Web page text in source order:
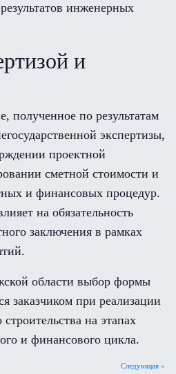
инженерных
и
полученное по результатам
экспертизы,
проектной
сметной стоимости и
и финансовых процедур.
на обязательность
заключения в рамках
области выбор формы
заказчиком при реализации
на этапах
и финансового цикла.
Следующая »